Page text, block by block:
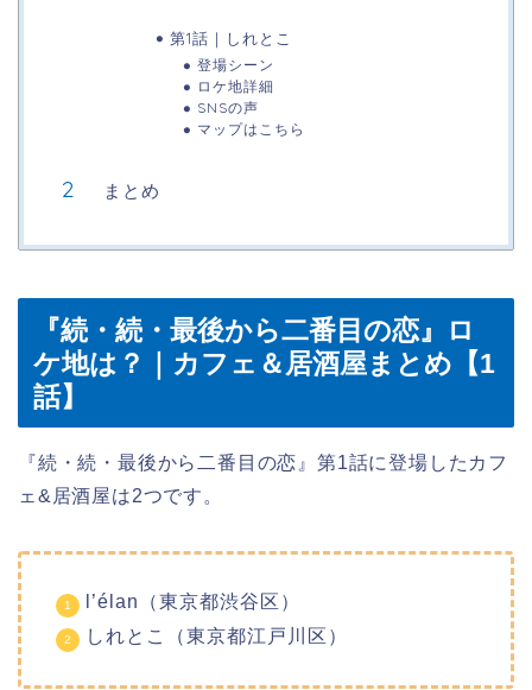
第1話｜しれとこ
登場シーン
ロケ地詳細
SNSの声
マップはこちら
まとめ
『続・続・最後から二番目の恋』ロ
ケ地は？｜カフェ＆居酒屋まとめ【1
話】
『続・続・最後から二番目の恋』第1話に登場したカフ
ェ&居酒屋は2つです。
l’élan（東京都渋谷区）
しれとこ（東京都江戸川区）